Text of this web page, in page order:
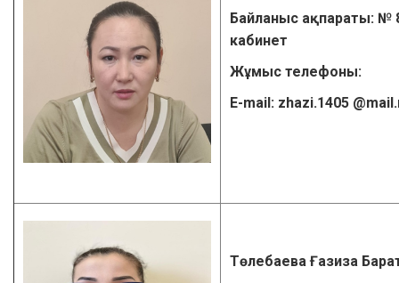
Байланыс ақпараты: №
кабинет
Жұмыс телефоны:
E-mail: zhazi.1405
Төлебаева Ғазиза